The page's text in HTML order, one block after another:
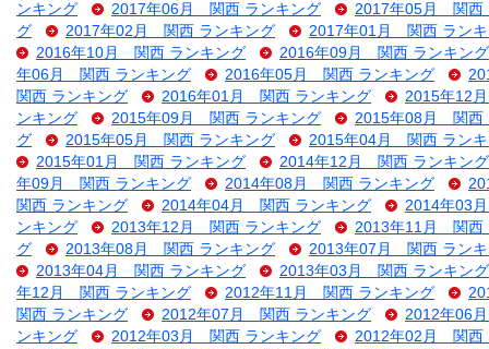
ンキング
2017年06月 関西 ランキング
2017年05月 関西
グ
2017年02月 関西 ランキング
2017年01月 関西 ランキ
2016年10月 関西 ランキング
2016年09月 関西 ランキング
年06月 関西 ランキング
2016年05月 関西 ランキング
関西 ランキング
2016年01月 関西 ランキング
2015年12
ンキング
2015年09月 関西 ランキング
2015年08月 関西
グ
2015年05月 関西 ランキング
2015年04月 関西 ランキ
2015年01月 関西 ランキング
2014年12月 関西 ランキング
年09月 関西 ランキング
2014年08月 関西 ランキング
関西 ランキング
2014年04月 関西 ランキング
2014年03
ンキング
2013年12月 関西 ランキング
2013年11月 関西
グ
2013年08月 関西 ランキング
2013年07月 関西 ランキ
2013年04月 関西 ランキング
2013年03月 関西 ランキング
年12月 関西 ランキング
2012年11月 関西 ランキング
関西 ランキング
2012年07月 関西 ランキング
2012年06
ンキング
2012年03月 関西 ランキング
2012年02月 関西